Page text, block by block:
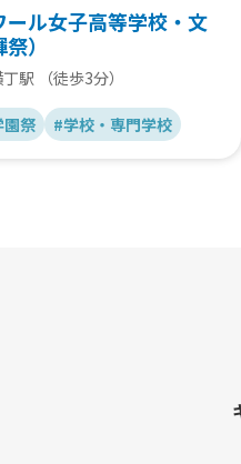
ール女子高等学校・文
）
駅 （徒歩3分）
園祭 #学校・専門学校